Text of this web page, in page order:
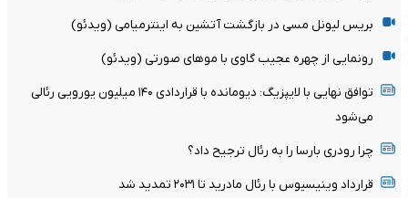
بریس لیونل مسی در بازگشت آتشین به اینترمیامی (ویدئو)
رونمایی از چهره عجیب گاوی با موهای صورتی (ویدئو)
توافق نهایی با لایپزیگ: دیومانده با قراردادی ۱۴۰ میلیون یورویی رئالی
می‌شود
چرا رودری بارسا را به رئال ترجیح داد؟
قرارداد وینیسیوس با رئال مادرید تا ۲۰۳۱ تمدید شد